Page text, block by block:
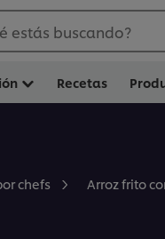
estás buscando?
Recetas
chefs Arroz frito